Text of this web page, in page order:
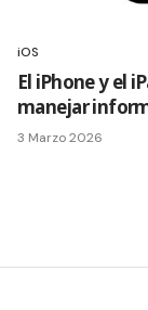
iOS
El iPhone y el
manejar
3 Marzo 2026